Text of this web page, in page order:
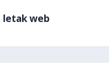
letak web